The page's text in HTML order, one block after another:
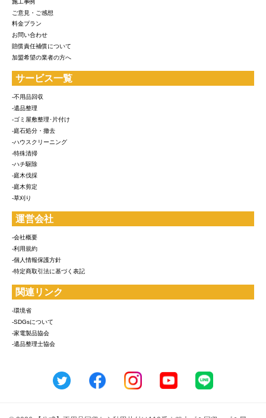
ご意見・ご感想
料金プラン
お問い合わせ
賠償責任補償について
加盟希望の業者の方へ
サービス一覧
-不用品回収
-遺品整理
-ゴミ屋敷整理･片付け
-庭石処分・撤去
-ハウスクリーニング
-特殊清掃
-ハチ駆除
-庭木伐採
-庭木剪定
-草刈り
運営会社
-会社概要
-利用規約
-個人情報保護方針
-特定商取引法に基づく表記
関連リンク
-環境省
-SDGsについて
-家電製品協会
-遺品整理士協会